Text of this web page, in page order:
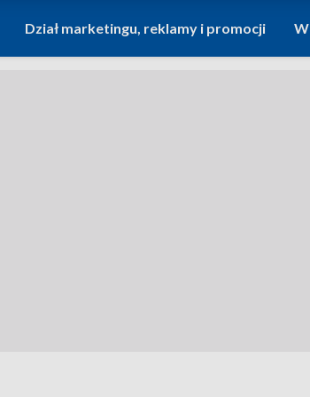
Dział marketingu, reklamy i promocji